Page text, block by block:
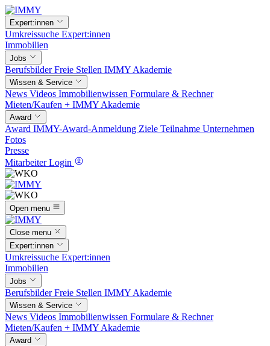
Expert:innen
Umkreissuche Expert:innen
Immobilien
Jobs
BerufsbilderFreie Stellen IMMY Akademie
Wissen & Service
News Videos Immobilienwissen Formulare & Rechner
Mieten/Kaufen + IMMY Akademie
Award
Award IMMY-Award-Anmeldung Ziele Teilnahme Unternehmen
Fotos
Presse
Mitarbeiter Login
Open menu
Close menu
Expert:innen
Umkreissuche Expert:innen
Immobilien
Jobs
BerufsbilderFreie Stellen IMMY Akademie
Wissen & Service
News Videos Immobilienwissen Formulare & Rechner
Mieten/Kaufen + IMMY Akademie
Award